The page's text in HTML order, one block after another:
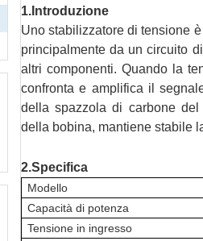
1. Introduzione
Uno stabilizzatore di tensione
principalmente da un circuito
altri componenti. Quando la
confronta e amplifica il
della spazzola di carbone del
della bobina, mantiene stabile
2.Specifica
Modello
Capacità di potenza
Tensione in ingresso